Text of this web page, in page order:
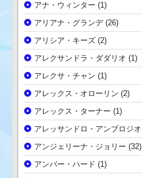
アナ・ウィンター (1)
アリアナ・グランデ(26)
アリシア・キーズ (2)
アレクサンドラ・ダダリオ (1)
アレクサ・チャン (1)
アレックス・オローリン (2)
アレックス・ターナー (1)
アレッサンドロ・アンブロジオ
アンジェリーナ・ジョリー (32)
アンバー・ハード (1)